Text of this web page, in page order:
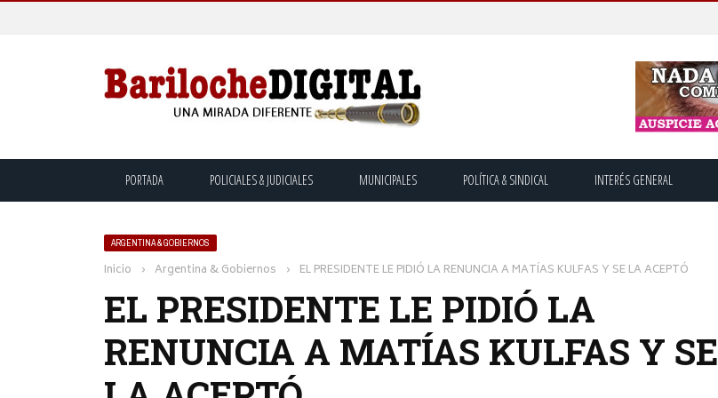
PORTADA POLICIALES & JUDICIALES MUNICIPALES POLÍTICA & SINDICAL INTERÉS GENERAL
ARGENTINA & GOBIERNOS
Inicio › Argentina & Gobiernos › EL PRESIDENTE LE PIDIÓ LA RENUNCIA A MATÍAS KULFAS Y SE LA ACEPTÓ
EL PRESIDENTE LE PIDIÓ LA
RENUNCIA A MATÍAS KULFAS Y SE